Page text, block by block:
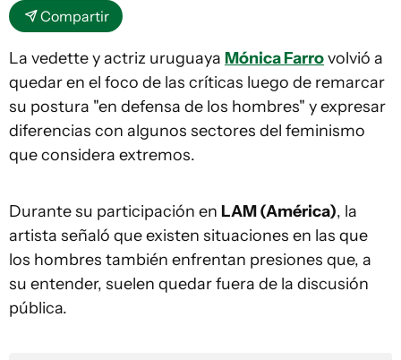
Compartir
La vedette y actriz uruguaya Mónica Farrovolvió a
quedar en el foco de las críticas luego de remarcar
su postura "en defensa de los hombres" y expresar
diferencias con algunos sectores del feminismo
que considera extremos.
Durante su participación en LAM (América), la
artista señaló que existen situaciones en las que
los hombres también enfrentan presiones que, a
su entender, suelen quedar fuera de la discusión
pública.